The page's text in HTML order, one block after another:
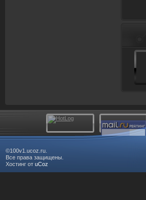
©100v1.ucoz.ru.
Все права защищены.
Хостинг от uCoz